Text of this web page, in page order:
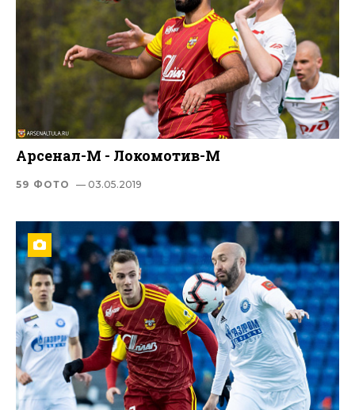
Арсенал-М - Локомотив-М
59 ФОТО — 03.05.2019